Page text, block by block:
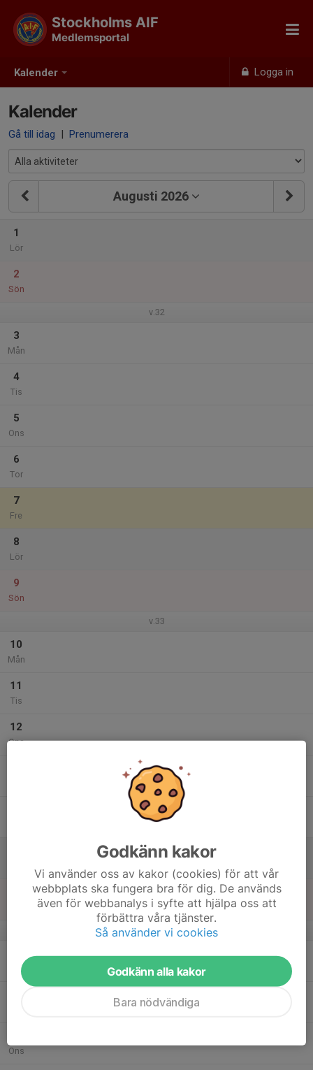
Kalender Logga in
Stockholms AIF
Medlemsportal
Kalender
Gå till idag | Prenumerera
Augusti 2026
1
Lör
2
Sön
v.32
3
Mån
4
Tis
5
Ons
6
Tor
7
Fre
8
Lör
9
Sön
v.33
10
Mån
11
Tis
12
Ons
v.34
Mån
Ons
Godkänn kakor
Vi använder oss av kakor (cookies) för att vår
webbplats ska fungera bra för dig. De används
även för webbanalys i syfte att hjälpa oss att
förbättra våra tjänster.
Så använder vi cookies
Godkänn alla kakor
Bara nödvändiga